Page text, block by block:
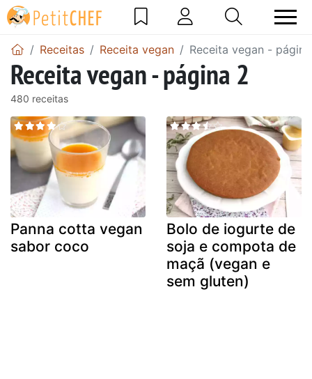
Receitas Receita vegan Receita vegan -
Receita vegan - página 2
480 receitas
Panna cotta vegan
sabor coco
Bolo de iogurte de
soja e compota de
maçã (vegan e
sem gluten)